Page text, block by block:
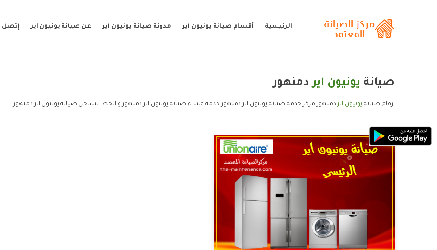
الرئيسية أقسام صيانة يونيون اير مدونة صيانة يونيون اير عن صيانة يونيون اير إتصل
صيانة يونيون ايردمنهور
ارقام صيانة يونيون ايردمنهور مركز خدمة صيانة يونيون اير دمنهور خدمة عملاء صيانة يونيون اير دمنهور و الخط الساخن صيانة يونيون اير دمنهور.